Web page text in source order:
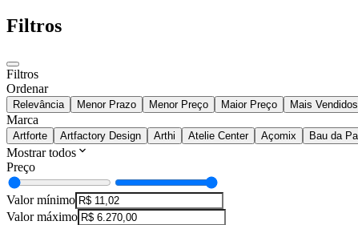
Filtros
Filtros
Ordenar
Relevância Menor Prazo Menor Preço Maior Preço Mais Vendidos
Marca
Artforte Artfactory Design Arthi Atelie Center Açomix Bau da
Mostrar todos
Preço
Valor mínimo
Valor máximo